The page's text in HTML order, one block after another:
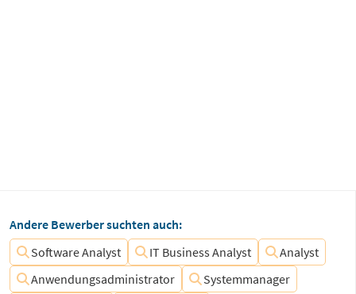
Andere Bewerber suchten auch:
Software Analyst
IT Business Analyst
Analyst
Anwendungsadministrator
Systemmanager